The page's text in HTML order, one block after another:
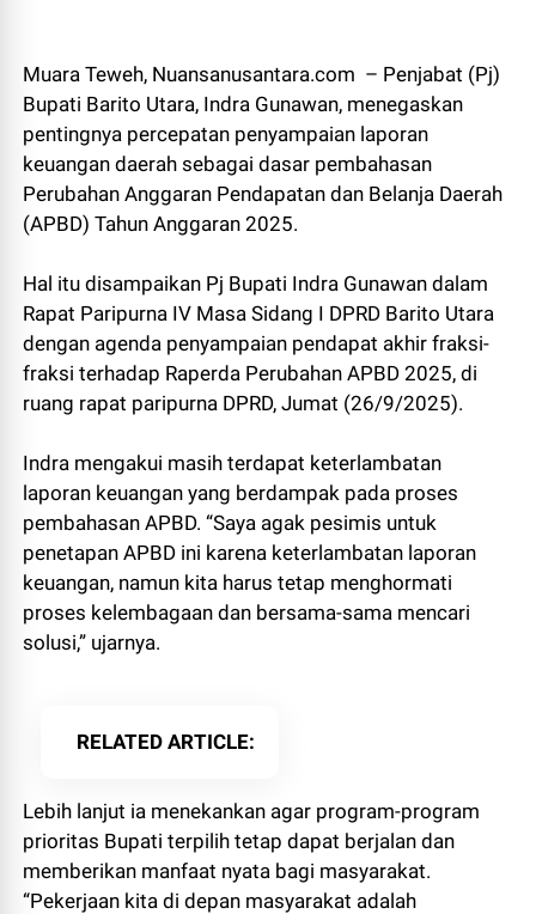
Muara Teweh, Nuansanusantara.com – Penjabat (Pj)
Bupati Barito Utara, Indra Gunawan, menegaskan
pentingnya percepatan penyampaian laporan
keuangan daerah sebagai dasar pembahasan
Perubahan Anggaran Pendapatan dan Belanja Daerah
(APBD) Tahun Anggaran 2025.
Hal itu disampaikan Pj Bupati Indra Gunawan dalam
Rapat Paripurna IV Masa Sidang I DPRD Barito Utara
dengan agenda penyampaian pendapat akhir fraksi-
fraksi terhadap Raperda Perubahan APBD 2025, di
ruang rapat paripurna DPRD, Jumat (26/9/2025).
Indra mengakui masih terdapat keterlambatan
laporan keuangan yang berdampak pada proses
pembahasan APBD. “Saya agak pesimis untuk
penetapan APBD ini karena keterlambatan laporan
keuangan, namun kita harus tetap menghormati
proses kelembagaan dan bersama-sama mencari
solusi,” ujarnya.
RELATED ARTICLE
Lebih lanjut ia menekankan agar program-program
prioritas Bupati terpilih tetap dapat berjalan dan
memberikan manfaat nyata bagi masyarakat.
“Pekerjaan kita di depan masyarakat adalah